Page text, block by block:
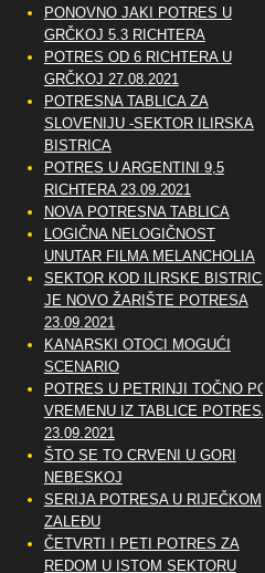
PONOVNO JAKI POTRES U
GRČKOJ 5.3 RICHTERA
POTRES OD 6 RICHTERA U
GRČKOJ 27.08.2021
POTRESNA TABLICA ZA
SLOVENIJU -SEKTOR ILIRSKA
BISTRICA
POTRES U ARGENTINI 9,5
RICHTERA 23.09.2021
NOVA POTRESNA TABLICA
LOGIČNA NELOGIČNOST
UNUTAR FILMA MELANCHOLIA
SEKTOR KOD ILIRSKE BISTRICE
JE NOVO ŽARIŠTE POTRESA
23.09.2021
KANARSKI OTOCI MOGUĆI
SCENARIO
POTRES U PETRINJI TOČNO PO
VREMENU IZ TABLICE POTRESA
23.09.2021
ŠTO SE TO CRVENI U GORI
NEBESKOJ
SERIJA POTRESA U RIJEČKOM
ZALEĐU
ČETVRTI I PETI POTRES ZA
REDOM U ISTOM SEKTORU